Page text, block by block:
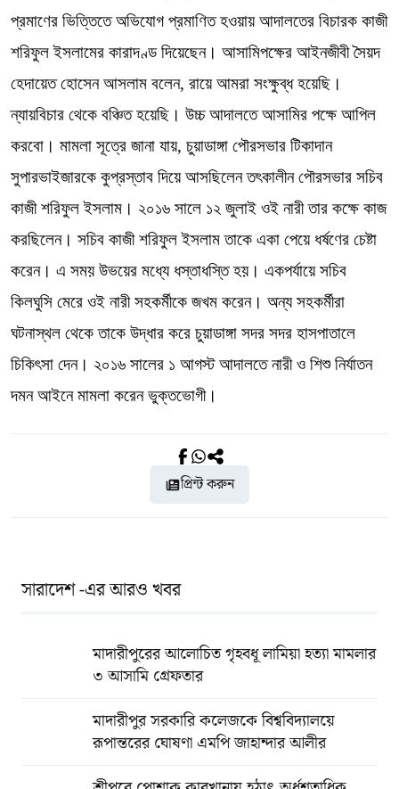
প্রমাণের ভিত্তিতে অভিযোগ প্রমাণিত হওয়ায় আদালতের বিচারক কাজী
শরিফুল ইসলামের কারাদণ্ড দিয়েছেন। আসামিপক্ষের আইনজীবী সৈয়দ
হেদায়েত হোসেন আসলাম বলেন, রায়ে আমরা সংক্ষুব্ধ হয়েছি।
ন্যায়বিচার থেকে বঞ্চিত হয়েছি। উচ্চ আদালতে আসামির পক্ষে আপিল
করবো। মামলা সূত্রে জানা যায়, চুয়াডাঙ্গা পৌরসভার টিকাদান
সুপারভাইজারকে কুপ্রস্তাব দিয়ে আসছিলেন তৎকালীন পৌরসভার সচিব
কাজী শরিফুল ইসলাম। ২০১৬ সালে ১২ জুলাই ওই নারী তার কক্ষে কাজ
করছিলেন। সচিব কাজী শরিফুল ইসলাম তাকে একা পেয়ে ধর্ষণের চেষ্টা
করেন। এ সময় উভয়ের মধ্যে ধস্তাধস্তি হয়। একপর্যায়ে সচিব
কিলঘুসি মেরে ওই নারী সহকর্মীকে জখম করেন। অন্য সহকর্মীরা
ঘটনাস্থল থেকে তাকে উদ্ধার করে চুয়াডাঙ্গা সদর সদর হাসপাতালে
চিকিৎসা দেন। ২০১৬ সালের ১ আগস্ট আদালতে নারী ও শিশু নির্যাতন
দমন আইনে মামলা করেন ভুক্তভোগী।
প্রিন্ট করুন
সারাদেশ -এর আরও খবর
মাদারীপুরের আলোচিত গৃহবধূ লামিয়া হত্যা মামলার
৩ আসামি গ্রেফতার
মাদারীপুর সরকারি কলেজকে বিশ্ববিদ্যালয়ে
রূপান্তরের ঘোষণা এমপি জাহান্দার আলীর